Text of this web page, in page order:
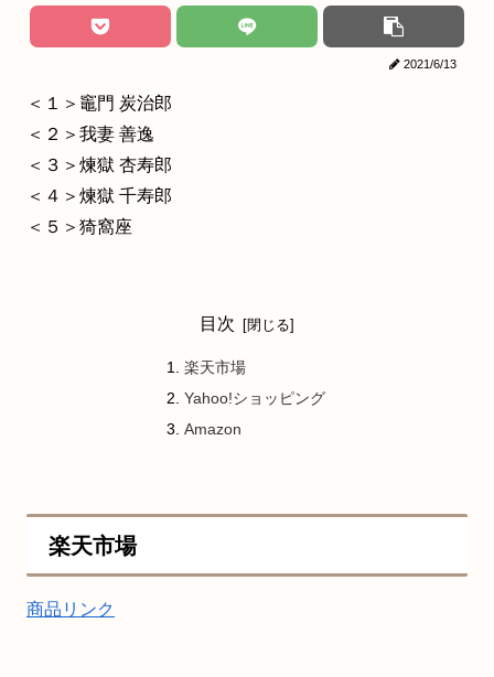
2021/6/13
＜１＞竈門 炭治郎
＜２＞我妻 善逸
＜３＞煉獄 杏寿郎
＜４＞煉獄 千寿郎
＜５＞猗窩座
目次
楽天市場
Yahoo!ショッピング
Amazon
楽天市場
商品リンク